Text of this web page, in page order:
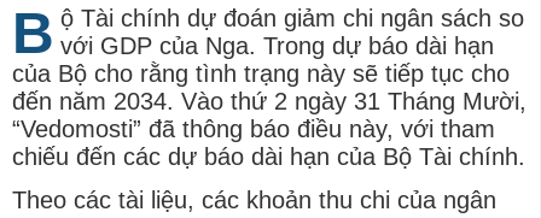
B ộ Tài chính dự đoán giảm chi ngân sách so
với GDP của Nga. Trong dự báo dài hạn
của Bộ cho rằng tình trạng này sẽ tiếp tục cho
đến năm 2034. Vào thứ 2 ngày 31 Tháng Mười,
“Vedomosti” đã thông báo điều này, với tham
chiếu đến các dự báo dài hạn của Bộ Tài chính.
Theo các tài liệu, các khoản thu chi của ngân